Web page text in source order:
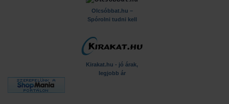
Olcsóbbat.hu –
Spórolni tudni kell
Kirakat.hu - jó árak,
legjobb ár